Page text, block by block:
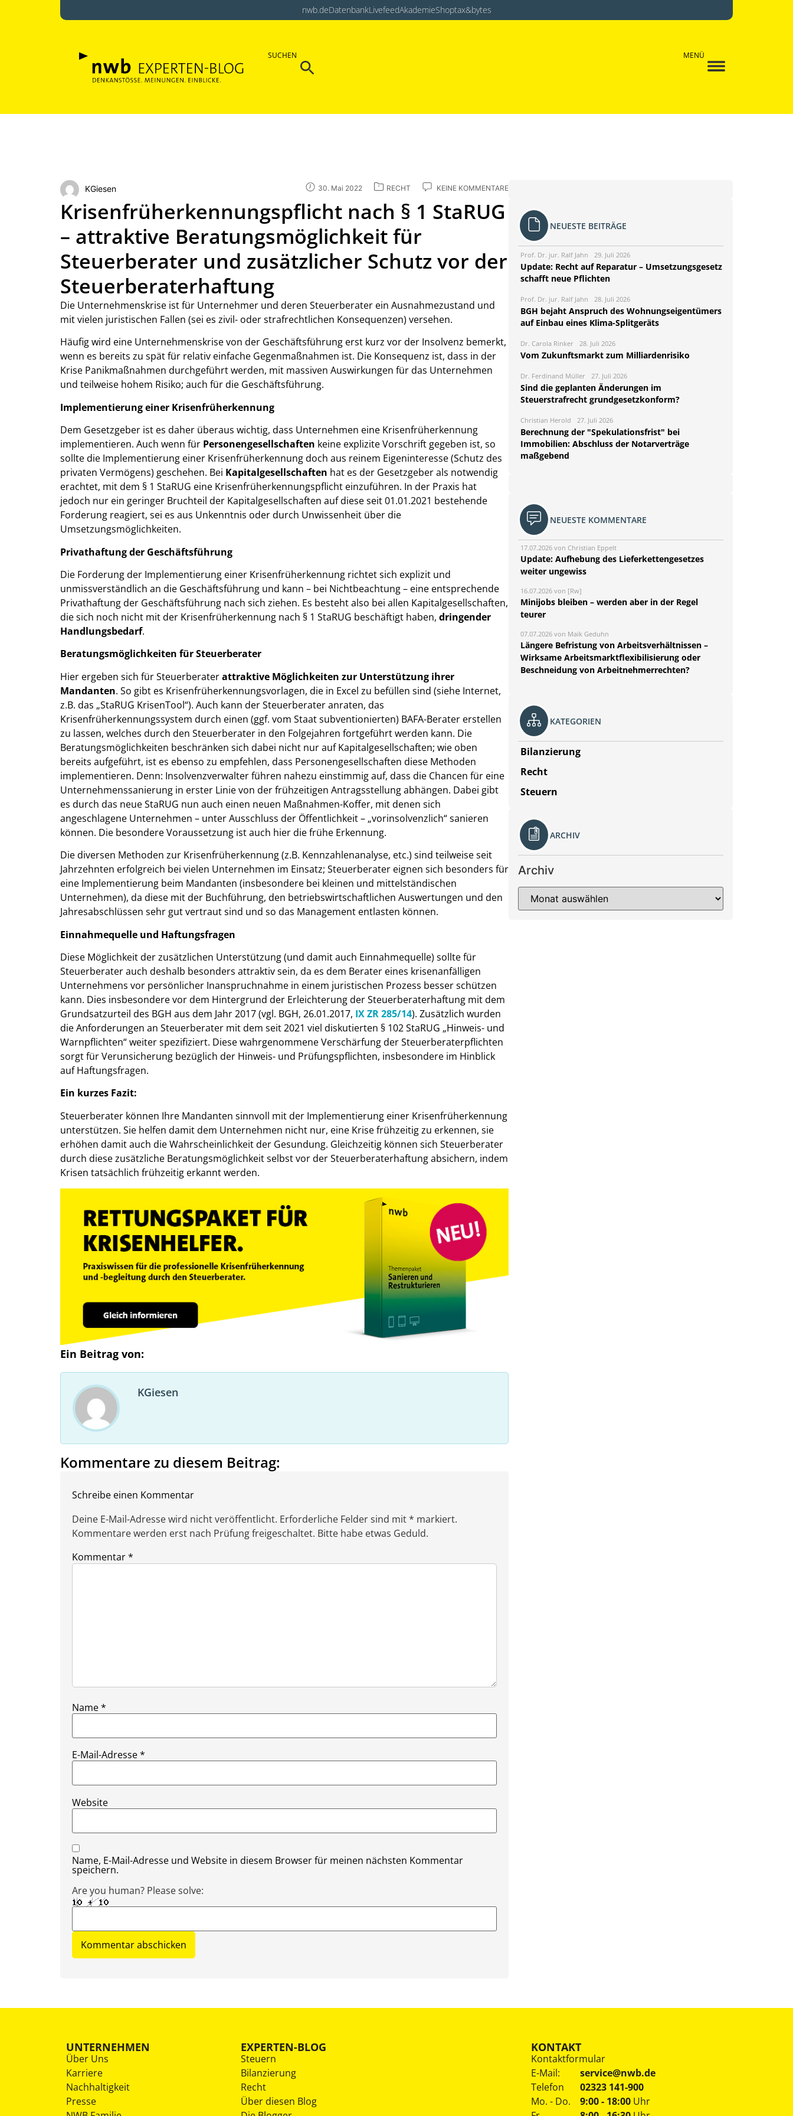
nwb.deDatenbankLivefeedAkademieShoptax&bytes
SUCHEN
Search
MENÜ
KGiesen 30. Mai 2022 RECHT KEINE KOMMENTARE
Krisenfrüherkennungspflicht nach § 1 StaRUG
– attraktive Beratungsmöglichkeit für
Steuerberater und zusätzlicher Schutz vor der
Steuerberaterhaftung
Die Unternehmenskrise ist für Unternehmer und deren Steuerberater ein Ausnahmezustand und
mit vielen juristischen Fallen (sei es zivil- oder strafrechtlichen Konsequenzen) versehen.
Häufig wird eine Unternehmenskrise von der Geschäftsführung erst kurz vor der Insolvenz bemerkt,
wenn es bereits zu spät für relativ einfache Gegenmaßnahmen ist. Die Konsequenz ist, dass in der
Krise Panikmaßnahmen durchgeführt werden, mit massiven Auswirkungen für das Unternehmen
und teilweise hohem Risiko; auch für die Geschäftsführung.
Implementierung einer Krisenfrüherkennung
Dem Gesetzgeber ist es daher überaus wichtig, dass Unternehmen eine Krisenfrüherkennung
implementieren. Auch wenn für Personengesellschaften keine explizite Vorschrift gegeben ist, so
sollte die Implementierung einer Krisenfrüherkennung doch aus reinem Eigeninteresse (Schutz des
privaten Vermögens) geschehen. Bei Kapitalgesellschaften hat es der Gesetzgeber als notwendig
erachtet, mit dem § 1 StaRUG eine Krisenfrüherkennungspflicht einzuführen. In der Praxis hat
jedoch nur ein geringer Bruchteil der Kapitalgesellschaften auf diese seit 01.01.2021 bestehende
Forderung reagiert, sei es aus Unkenntnis oder durch Unwissenheit über die
Umsetzungsmöglichkeiten.
Privathaftung der Geschäftsführung
Die Forderung der Implementierung einer Krisenfrüherkennung richtet sich explizit und
unmissverständlich an die Geschäftsführung und kann – bei Nichtbeachtung – eine entsprechende
Privathaftung der Geschäftsführung nach sich ziehen. Es besteht also bei allen Kapitalgesellschaften,
die sich noch nicht mit der Krisenfrüherkennung nach § 1 StaRUG beschäftigt haben, dringender
Handlungsbedarf.
Beratungsmöglichkeiten für Steuerberater
Hier ergeben sich für Steuerberaterattraktive Möglichkeiten zur Unterstützung ihrer
Mandanten. So gibt es Krisenfrüherkennungsvorlagen, die in Excel zu befüllen sind (siehe Internet,
z.B. das „StaRUG KrisenTool“). Auch kann der Steuerberater anraten, das
Krisenfrüherkennungssystem durch einen (ggf. vom Staat subventionierten) BAFA-Berater erstellen
zu lassen, welches durch den Steuerberater in den Folgejahren fortgeführt werden kann. Die
Beratungsmöglichkeiten beschränken sich dabei nicht nur auf Kapitalgesellschaften; wie oben
bereits aufgeführt, ist es ebenso zu empfehlen, dass Personengesellschaften diese Methoden
implementieren. Denn: Insolvenzverwalter führen nahezu einstimmig auf, dass die Chancen für eine
Unternehmenssanierung in erster Linie von der frühzeitigen Antragsstellung abhängen. Dabei gibt
es durch das neue StaRUG nun auch einen neuen Maßnahmen-Koffer, mit denen sich
angeschlagene Unternehmen – unter Ausschluss der Öffentlichkeit – „vorinsolvenzlich“ sanieren
können. Die besondere Voraussetzung ist auch hier die frühe Erkennung.
Die diversen Methoden zur Krisenfrüherkennung (z.B. Kennzahlenanalyse, etc.) sind teilweise seit
Jahrzehnten erfolgreich bei vielen Unternehmen im Einsatz; Steuerberater eignen sich besonders für
eine Implementierung beim Mandanten (insbesondere bei kleinen und mittelständischen
Unternehmen), da diese mit der Buchführung, den betriebswirtschaftlichen Auswertungen und den
Jahresabschlüssen sehr gut vertraut sind und so das Management entlasten können.
Einnahmequelle und Haftungsfragen
Diese Möglichkeit der zusätzlichen Unterstützung (und damit auch Einnahmequelle) sollte für
Steuerberater auch deshalb besonders attraktiv sein, da es dem Berater eines krisenanfälligen
Unternehmens vor persönlicher Inanspruchnahme in einem juristischen Prozess besser schützen
kann. Dies insbesondere vor dem Hintergrund der Erleichterung der Steuerberaterhaftung mit dem
Grundsatzurteil des BGH aus dem Jahr 2017 (vgl. BGH, 26.01.2017, IX ZR 285/14). Zusätzlich wurden
die Anforderungen an Steuerberater mit dem seit 2021 viel diskutierten § 102 StaRUG „Hinweis- und
Warnpflichten“ weiter spezifiziert. Diese wahrgenommene Verschärfung der Steuerberaterpflichten
sorgt für Verunsicherung bezüglich der Hinweis- und Prüfungspflichten, insbesondere im Hinblick
auf Haftungsfragen.
Ein kurzes Fazit:
Steuerberater können Ihre Mandanten sinnvoll mit der Implementierung einer Krisenfrüherkennung
unterstützen. Sie helfen damit dem Unternehmen nicht nur, eine Krise frühzeitig zu erkennen, sie
erhöhen damit auch die Wahrscheinlichkeit der Gesundung. Gleichzeitig können sich Steuerberater
durch diese zusätzliche Beratungsmöglichkeit selbst vor der Steuerberaterhaftung absichern, indem
Krisen tatsächlich frühzeitig erkannt werden.
Ein Beitrag von:
KGiesen
Kommentare zu diesem Beitrag:
Schreibe einen Kommentar
Deine E-Mail-Adresse wird nicht veröffentlicht. Erforderliche Felder sind mit * markiert.
Kommentare werden erst nach Prüfung freigeschaltet. Bitte habe etwas Geduld.
Kommentar*
Name*
E-Mail-Adresse*
Website
Name, E-Mail-Adresse und Website in diesem Browser für meinen nächsten Kommentar
speichern.
Are you human? Please solve:
NEUESTE BEITRÄGE
Prof. Dr. jur. Ralf Jahn 29. Juli 2026
Update: Recht auf Reparatur – Umsetzungsgesetz
schafft neue Pflichten
Prof. Dr. jur. Ralf Jahn 28. Juli 2026
BGH bejaht Anspruch des Wohnungseigentümers
auf Einbau eines Klima-Splitgeräts
Dr. Carola Rinker 28. Juli 2026
Vom Zukunftsmarkt zum Milliardenrisiko
Dr. Ferdinand Müller 27. Juli 2026
Sind die geplanten Änderungen im
Steuerstrafrecht grundgesetzkonform?
Christian Herold 27. Juli 2026
Berechnung der "Spekulationsfrist" bei
Immobilien: Abschluss der Notarverträge
maßgebend
NEUESTE KOMMENTARE
17.07.2026 von Christian Eppelt
Update: Aufhebung des Lieferkettengesetzes
weiter ungewiss
16.07.2026 von [Rw]
Minijobs bleiben – werden aber in der Regel
teurer
07.07.2026 von Maik Geduhn
Längere Befristung von Arbeitsverhältnissen –
Wirksame Arbeitsmarktflexibilisierung oder
Beschneidung von Arbeitnehmerrechten?
KATEGORIEN
Bilanzierung
Recht
Steuern
ARCHIV
Archiv
UNTERNEHMEN
Über Uns
Karriere
Nachhaltigkeit
Presse
EXPERTEN-BLOG
Steuern
Bilanzierung
Recht
Über diesen Blog
KONTAKT
Kontaktformular
E-Mail:
service@nwb.de
Telefon
02323 141-900
Mo. - Do.
9:00 - 18:00 Uhr